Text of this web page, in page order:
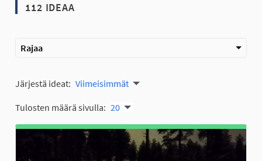
112 IDEAA
Rajaa
Järjestä ideat: Viimeisimmät
Tulosten määrä sivulla: 20